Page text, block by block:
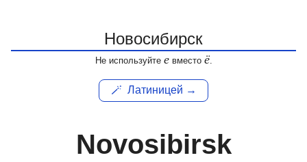
Не используйте евместо ё.
🪄 Латиницей →
Novosibirsk